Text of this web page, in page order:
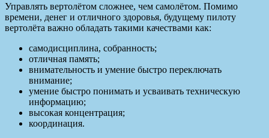
Управлять вертолётом сложнее, чем самолётом. Помимо
времени, денег и отличного здоровья, будущему пилоту
вертолёта важно обладать такими качествами как:
самодисциплина, собранность;
отличная память;
внимательность и умение быстро переключать
внимание;
умение быстро понимать и усваивать техническую
информацию;
высокая концентрация;
координация.